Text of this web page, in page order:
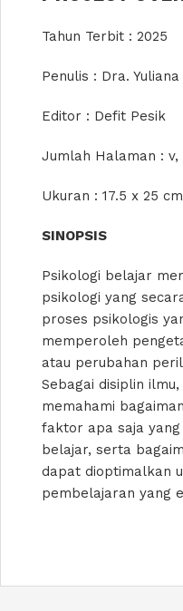
Tahun Terbit : 2025
Penulis : Dra.
Editor : Defit Pesik
Jumlah Halaman : v,
Ukuran : 17.5 x 25 cm
SINOPSIS
Psikologi belajar
psikologi yang
proses psikologis
memperoleh
atau perubahan
Sebagai disiplin
memahami
faktor apa saja
belajar, serta
dapat dioptimalkan
pembelajaran yang